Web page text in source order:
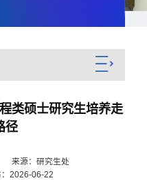
类硕士研究生培养走
径
来源：研究生处
2026-06-22